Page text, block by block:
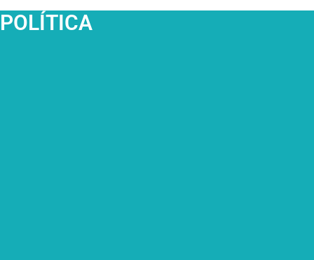
POLÍTICA